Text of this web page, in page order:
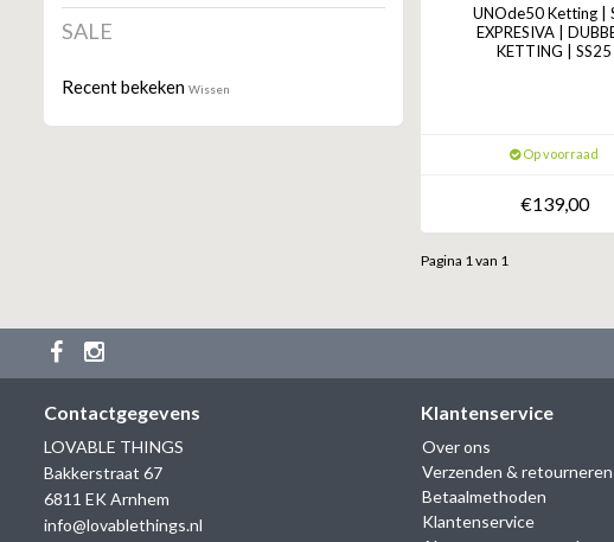
SALE
Recent bekeken Wissen
UNOde50 Ketting |
EXPRESIVA |
KETTING | SS25
Op voorraad
€139,00
Pagina 1 van 1
Contactgegevens
LOVABLE THINGS
Bakkerstraat 67
6811 EK Arnhem
info@lovablethings.nl
Klantenservice
Over ons
Verzenden & retourneren
Betaalmethoden
Klantenservice